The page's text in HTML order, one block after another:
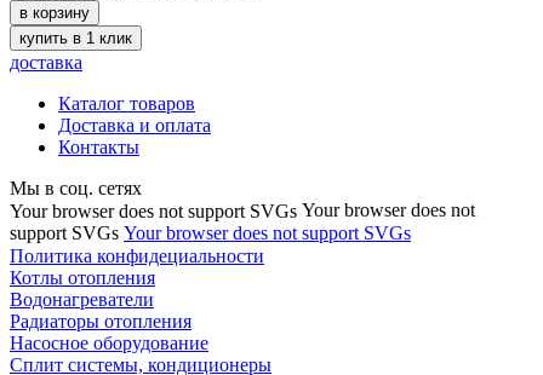
в корзину
купить в 1 клик
доставка
Каталог товаров
Доставка и оплата
Контакты
Мы в соц. сетях
Your browser does not support SVGs Your browser does not
support SVGs Your browser does not support SVGs
Политика конфидециальности
Котлы отопления
Водонагреватели
Радиаторы отопления
Насосное оборудование
Сплит системы, кондиционеры